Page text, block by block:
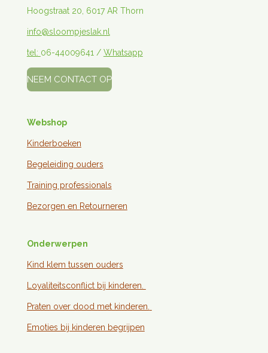
Hoogstraat 20, 6017 AR Thorn
info@sloompjeslak.nl
tel: 06-44009641 / Whatsapp
NEEM CONTACT OP
Webshop
Kinderboeken
Begeleiding ouders
Training professionals
Bezorgen en Retourneren
Onderwerpen
Kind klem tussen ouders
Loyaliteitsconflict bij kinderen.
Praten over dood met kinderen.
Emoties bij kinderen begrijpen